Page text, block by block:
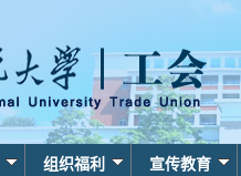
组织福利 宣传教育